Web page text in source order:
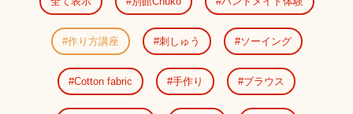
作り方講座 刺しゅう ソーイング
Cotton fabric 手作り ブラウス